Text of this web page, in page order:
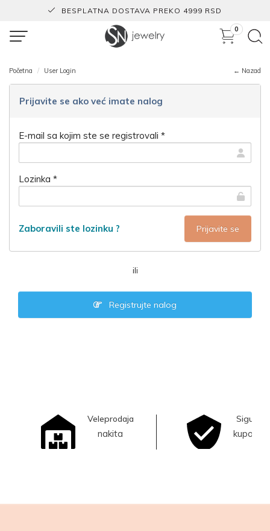
BESPLATNA DOSTAVA PREKO 4999 RSD
0
Početna User Login ← Nazad
Prijavite se ako već imate nalog
E-mail sa kojim ste se registrovali *
Lozinka *
Zaboravili ste lozinku ?
ili
Registrujte nalog
Veleprodaja
nakita
Sigurna
kupovina